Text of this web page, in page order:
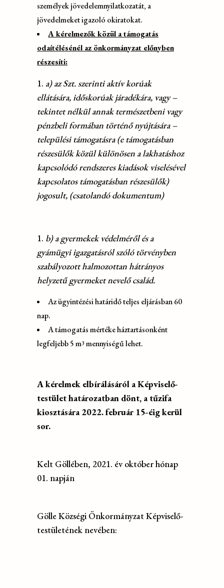
személyek jövedelemnyilatkozatát, a
jövedelmeket igazoló okiratokat.
A kérelmezők közül a támogatás
odaítélésénél az önkormányzat előnyben
részesíti:
a) az Szt. szerinti aktív korúak
ellátására, időskorúak járadékára, vagy –
tekintet nélkül annak természetbeni vagy
pénzbeli formában történő nyújtására –
települési támogatásra (e támogatásban
részesülők közül különösen a lakhatáshoz
kapcsolódó rendszeres kiadások viselésével
kapcsolatos támogatásban részesülők)
jogosult, (csatolandó dokumentum)
b) a gyermekek védelméről és a
gyámügyi igazgatásról szóló törvényben
szabályozott halmozottan hátrányos
helyzetű gyermeket nevelő család.
Az ügyintézési határidő teljes eljárásban 60
nap.
A támogatás mértéke háztartásonként
legfeljebb 5 m3 mennyiségű lehet.
A kérelmek elbírálásáról a Képviselő-
testület határozatban dönt, a tűzifa
kiosztására 2022. február 15-éig kerül
sor.
Kelt Göllében, 2021. év október hónap
01. napján
Gölle Községi Önkormányzat Képviselő-
testületének nevében: